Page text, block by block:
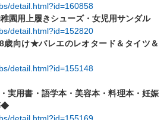
detail.html?id=160858
園用上履きシューズ・女児用サンダル
detail.html?id=152820
向け★バレエのレオタード＆タイツ＆
detail.html?id=155148
実用書・語学本・美容本・料理本・妊娠
◆